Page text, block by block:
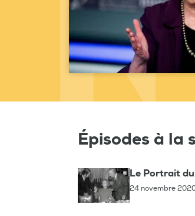
Épisodes à la
Le Portrait
24 novembre